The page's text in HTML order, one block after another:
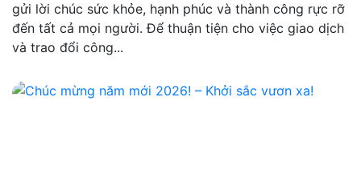
gửi lời chúc sức khỏe, hạnh phúc và thành công rực rỡ
đến tất cả mọi người. Để thuận tiện cho việc giao dịch
và trao đổi công...